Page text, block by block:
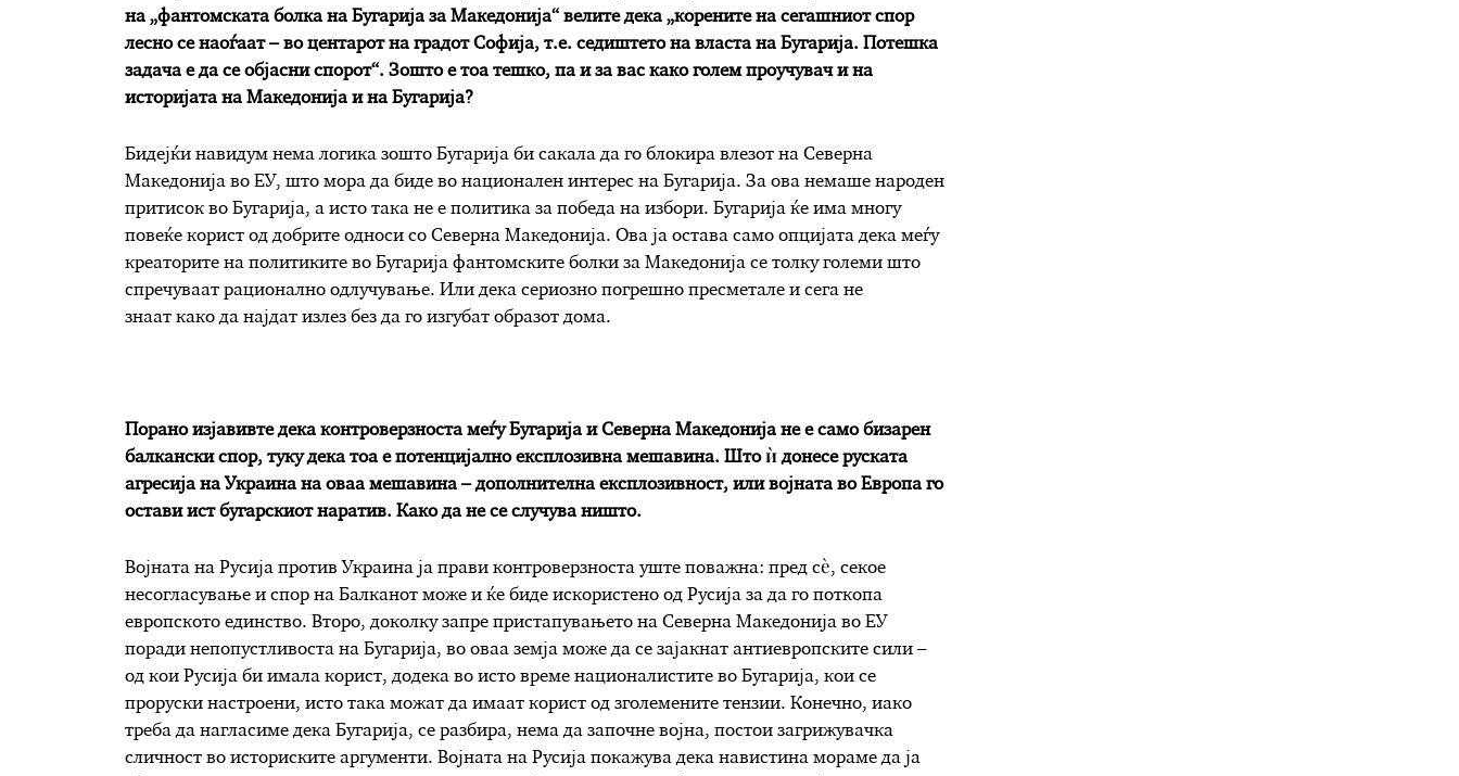
на „фантомската болка на Бугарија за Македонија“ велите дека „корените на сегашниот спор
лесно се наоѓаат – во центарот на градот Софија, т.е. седиштето на власта на Бугарија. Потешка
задача е да се објасни спорот“. Зошто е тоа тешко, па и за вас како голем проучувач и на
историјата на Македонија и на Бугарија?
Бидејќи навидум нема логика зошто Бугарија би сакала да го блокира влезот на Северна
Македонија во ЕУ, што мора да биде во национален интерес на Бугарија. За ова немаше народен
притисок во Бугарија, а исто така не е политика за победа на избори. Бугарија ќе има многу
повеќе корист од добрите односи со Северна Македонија. Ова ја остава само опцијата дека меѓу
креаторите на политиките во Бугарија фантомските болки за Македонија се толку големи што
спречуваат рационално одлучување. Или дека сериозно погрешно пресметале и сега не
знаат како да најдат излез без да го изгубат образот дома.
Порано изјавивте дека контроверзноста меѓу Бугарија и Северна Македонија не е само бизарен
балкански спор, туку дека тоа е потенцијално експлозивна мешавина. Што ѝ донесе руската
агресија на Украина на оваа мешавина – дополнителна експлозивност, или војната во Европа го
остави ист бугарскиот наратив. Како да не се случува ништо.
Војната на Русија против Украина ја прави контроверзноста уште поважна: пред сè, секое
несогласување и спор на Балканот може и ќе биде искористено од Русија за да го поткопа
европското единство. Второ, доколку запре пристапувањето на Северна Македонија во ЕУ
поради непопустливоста на Бугарија, во оваа земја може да се зајакнат антиевропските сили –
од кои Русија би имала корист, додека во исто време националистите во Бугарија, кои се
проруски настроени, исто така можат да имаат корист од зголемените тензии. Конечно, иако
треба да нагласиме дека Бугарија, се разбира, нема да започне војна, постои загрижувачка
сличност во историските аргументи. Војната на Русија покажува дека навистина мораме да ја